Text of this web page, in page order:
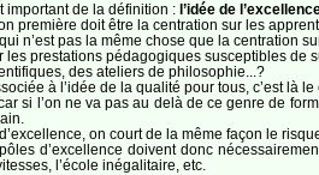
important de la définition : l’idée de
première doit être la centration sur les
n’est pas la même chose que la centration
les prestations pédagogiques susceptibles de
des ateliers de philosophie...?
à l’idée de la qualité pour tous, c’est
si l’on ne va pas au delà de ce genre de
on court de la même façon le
d’excellence doivent donc
l’école inégalitaire, etc.